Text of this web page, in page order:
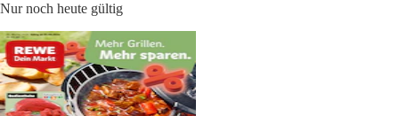
Nur noch heute gültig